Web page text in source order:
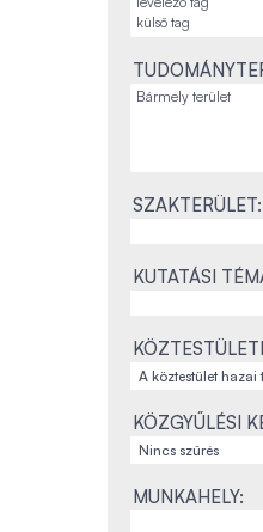
SZAKTERÜLET:
KUTATÁSI
KÖZGYŰLÉSI
MUNKAHELY: